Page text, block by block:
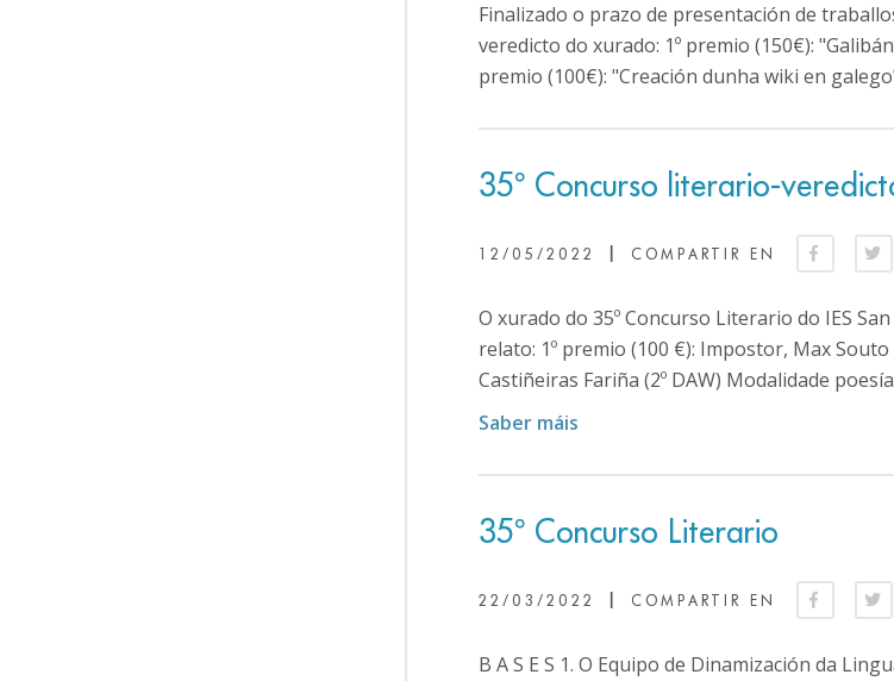
Finalizado o prazo de presentación de
veredicto do xurado: 1º premio (150€):
premio (100€): "Creación dunha wiki en
35º Concurso literario-
12/05/2022 COMPARTIR EN
O xurado do 35º Concurso Literario do IES
relato: 1º premio (100 €): Impostor, Max Souto
Castiñeiras Fariña (2º DAW) Modalidade
Saber máis
35º Concurso Literario
22/03/2022 COMPARTIR EN
B A S E S 1. O Equipo de Dinamización da